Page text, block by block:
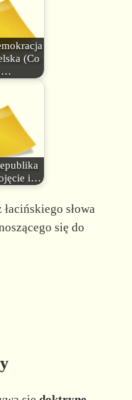
(Co
i…
słowa
się do